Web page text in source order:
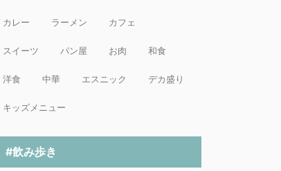
カレー ラーメン カフェ
スイーツ パン屋 お肉 和食
洋食 中華 エスニック デカ盛り
キッズメニュー
#飲み歩き